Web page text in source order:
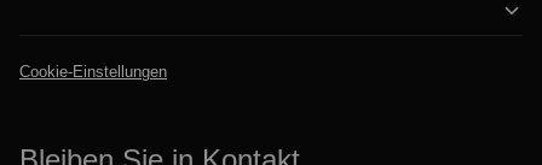
Cookie-Einstellungen